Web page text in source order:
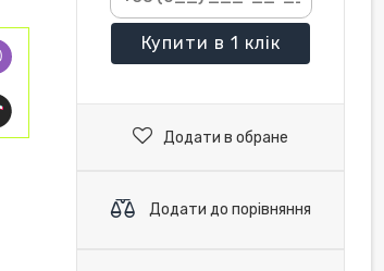
Купити в 1 клік
Додати в обране
Додати до порівняння